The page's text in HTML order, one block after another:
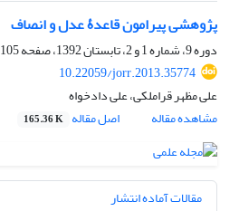
پژوهشی پیرامون قاعدۀ عدل و انصاف
دوره 9، شماره 1 و 2، تابستان 1392، صفحه
105-118
10.22059/jorr.2013.35774
علی مظهر قراملکی، علی دادخواه
مشاهده مقاله
اصل مقاله 165.36 K
مقالات آماده انتشار